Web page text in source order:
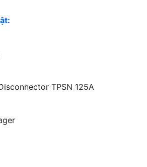
TPSN 125A